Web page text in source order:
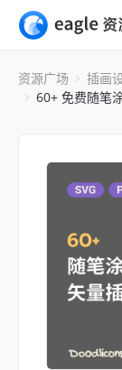
资源广场
插画
60+ 免费随笔